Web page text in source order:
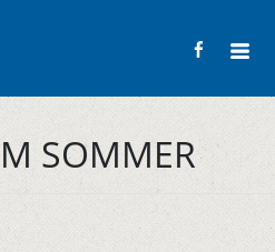
SOMMER